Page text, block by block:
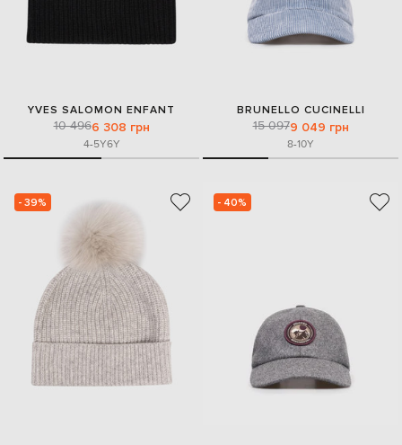
YVES SALOMON ENFANT
10 4966 308 грн
4-5Y6Y
BRUNELLO CUCINELLI
15 0979 049 грн
8-10Y
- 39% - 40%